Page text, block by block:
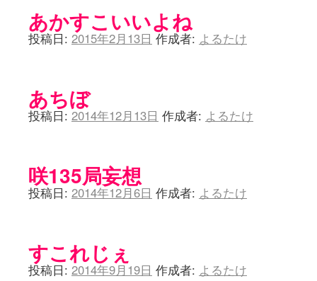
あかすこいいよね
投稿日: 2015年2月13日 作成者: よるたけ
あちぼ
投稿日: 2014年12月13日 作成者: よるたけ
咲135局妄想
投稿日: 2014年12月6日 作成者: よるたけ
すこれじぇ
投稿日: 2014年9月19日 作成者: よるたけ